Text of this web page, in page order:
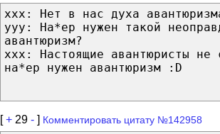
xxx: Нет в нас духа
yyy: На*ер нужен такой
авантюризм?
xxx: Настоящие авантюристы не
на*ер нужен авантюризм :D
[+ 29 - ] Комментировать цитату №142958